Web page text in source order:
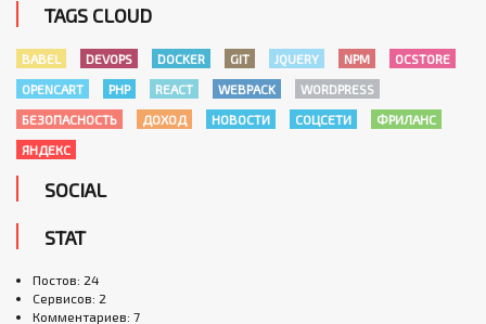
TAGS CLOUD
BABEL DEVOPS DOCKER GIT JQUERY NPM
OCSTORE
OPENCART
PHP REACT WEBPACK
WORDPRESS
БЕЗОПАСНОСТЬ
ДОХОД НОВОСТИ СОЦСЕТИ
ФРИЛАНС
ЯНДЕКС
SOCIAL
STAT
Постов: 24
Сервисов: 2
Комментариев: 7